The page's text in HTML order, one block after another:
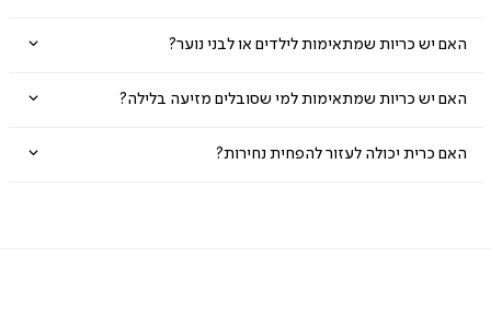
האם יש כריות שמתאימות לילדים או לבני נוער?
האם יש כריות שמתאימות למי שסובלים מזיעה בלילה?
האם כרית יכולה לעזור להפחית נחירות?